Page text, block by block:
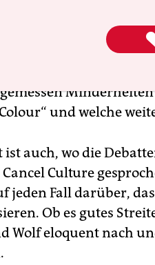
und welche
ist auch, wo die
Culture
jeden Fall darüber,
Ob es gutes
Wolf eloquent nach